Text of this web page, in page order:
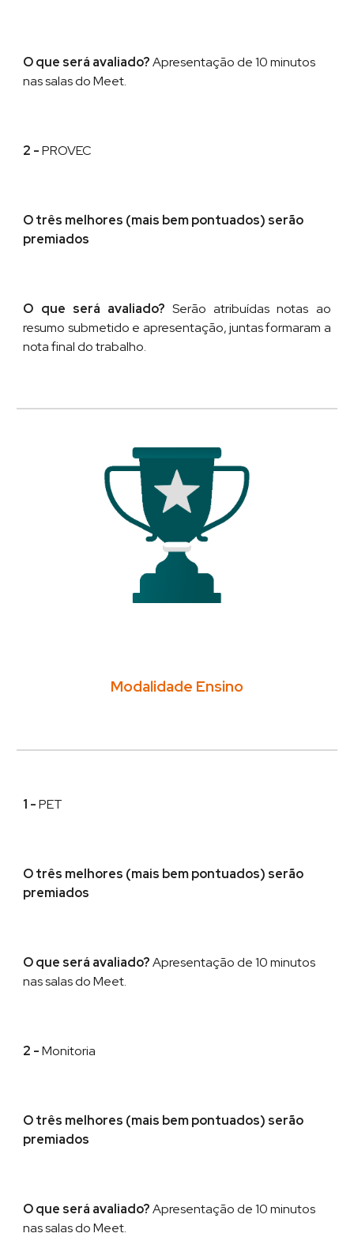
O que será avaliado? Apresentaçãode10 minutos
nas salas do Meet.
2 - PROVEC
O três melhores (mais bem pontuados) serão
premiados
O que será avaliado? Serão atribuídas notas ao
resumo submetido e apresentação, juntas formaram a
nota final do trabalho.
Modalidade Ensino
1 - PET
O três melhores (mais bem pontuados) serão
premiados
O que será avaliado? Apresentaçãode10 minutos
nas salas do Meet.
2 - Monitoria
O três melhores (mais bem pontuados) serão
premiados
O que será avaliado? Apresentaçãode10 minutos
nas salas do Meet.